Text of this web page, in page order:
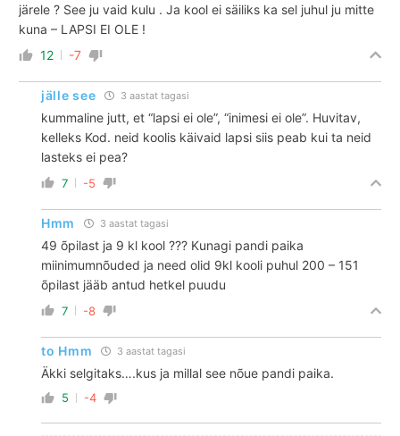
järele ? See ju vaid kulu . Ja kool ei säiliks ka sel juhul ju mitte
kuna – LAPSI EI OLE !
12
-7
jälle see 3 aastat tagasi
kummaline jutt, et “lapsi ei ole”, “inimesi ei ole”. Huvitav,
kelleks Kod. neid koolis käivaid lapsi siis peab kui ta neid
lasteks ei pea?
7 -5
Hmm 3 aastat tagasi
49 õpilast ja 9 kl kool ??? Kunagi pandi paika
miinimumnõuded ja need olid 9kl kooli puhul 200 – 151
õpilast jääb antud hetkel puudu
7 -8
to Hmm 3 aastat tagasi
Äkki selgitaks….kus ja millal see nõue pandi paika.
5 -4